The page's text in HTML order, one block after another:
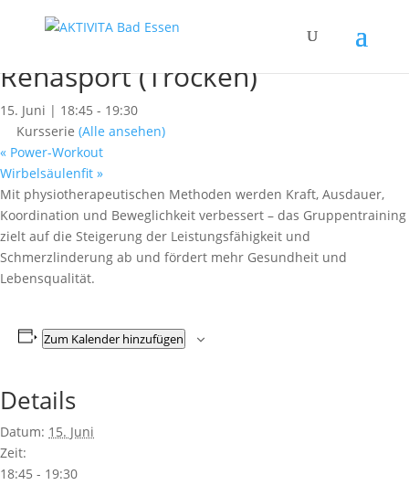
« Alle Kurse
Rehasport (Trocken)
15. Juni | 18:45 - 19:30
Kursserie (Alle ansehen)
« Power-Workout
Wirbelsäulenfit »
Mit physiotherapeutischen Methoden werden Kraft, Ausdauer,
Koordination und Beweglichkeit verbessert – das Gruppentraining
zielt auf die Steigerung der Leistungsfähigkeit und
Schmerzlinderung ab und fördert mehr Gesundheit und
Lebensqualität.
Zum Kalender hinzufügen
Details
Datum: 15. Juni
Zeit:
18:45 - 19:30